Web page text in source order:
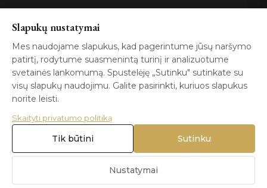
GIA
Certified
ISO 9001
100%
Authentic
© 2026 Blizga.lt. Visos teisės saugomos. |Privatumo politika|
Naudojimo sąlygos
Slapukų nustatymai
Mes naudojame slapukus, kad pagerintume jūsų naršymo
patirtį, rodytume suasmenintą turinį ir analizuotume
svetainės lankomumą. Spustelėję „Sutinku" sutinkate su
visų slapukų naudojimu. Galite pasirinkti, kuriuos slapukus
norite leisti.
Skaityti privatumo politiką
Nustatymai
Tik būtini Sutinku